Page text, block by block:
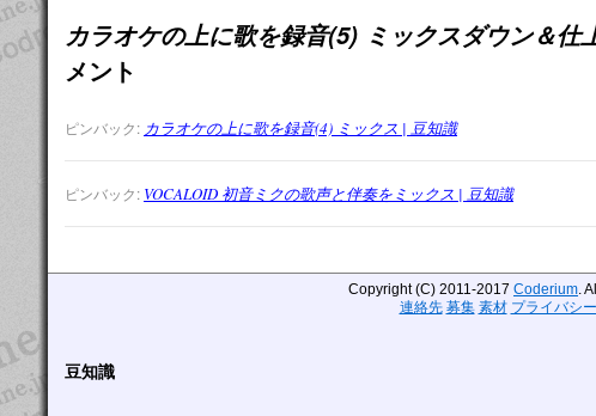
カラオケの上に歌を録音(5) ミックスダウン＆仕
メント
ピンバック: カラオケの上に歌を録音(4) ミックス | 豆知識
ピンバック: VOCALOID 初音ミクの歌声と伴奏をミックス | 豆知識
Copyright (C) 2011-2017 Coderium.
連絡先 募集 素材 プライバシ
豆知識